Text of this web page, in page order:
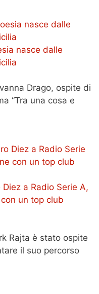
nasce dalle
Drago, ospite di
“Tra una cosa e
a Radio Serie A,
un top club
Rajta è stato ospite
il suo percorso